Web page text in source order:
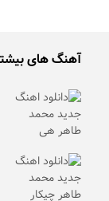
آهنگ های